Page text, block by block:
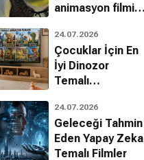
animasyon filmin
24.07.2026
Çocuklar İçin En
İyi Dinozor
Temalı
Filmleri
24.07.2026
Geleceği Tahmin
Eden Yapay Zeka
Temalı Filmler